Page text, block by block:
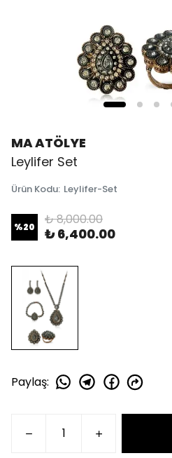
MA ATÖLYE
Leylifer Set
Ürün Kodu: Leylifer-Set
%20 ₺ 8,000.00
₺ 6,400.00
Paylaş: